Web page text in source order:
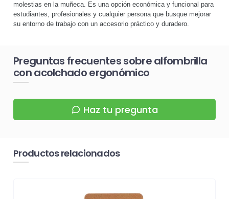
molestias en la muñeca. Es una opción económica y funcional para
estudiantes, profesionales y cualquier persona que busque mejorar
su entorno de trabajo con un accesorio práctico y duradero.
Preguntas frecuentes sobre alfombrilla
con acolchado ergonómico
Haz tu pregunta
Productos relacionados